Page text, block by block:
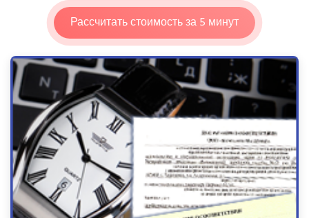
Рассчитать стоимость за 5 минут